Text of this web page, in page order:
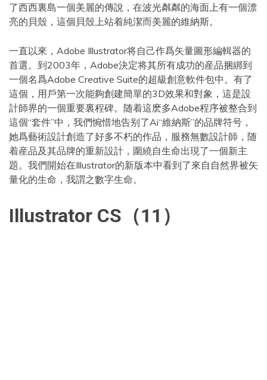
了西西裏島一個美麗的傳說，在波光粼粼的海面上有一個漂
亮的貝殼，這個貝殼上站着純潔而美麗的維納斯。
一直以來，Adobe Illustrator将自己作爲矢量圖形編輯器的
首選。到2003年，Adobe決定将其所有成功的産品捆綁到
一個名爲Adobe Creative Suite的超級創意軟件包中。有了
這個，用戶第一次能夠創建簡單的3D效果和對象，這是設
計師界的一個重要裏程碑。随着這麽多Adobe程序被整合到
這個“套件”中，我們惋惜地告别了Ai“維納斯”的品牌符号，
她爲藝術設計創造了好多不朽的作品，服務無數設計師，随
着産品及其品牌的重新設計，圍繞自生命出現了一個新主
題。我們開始在Illustrator的新版本中看到了來自自然界被矢
量化的生命，我謂之數字生命。
Illustrator CS（11）